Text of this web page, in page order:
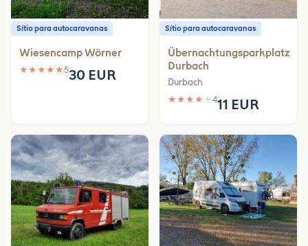
Sítio para autocaravanas
Wiesencamp Wörner
★ ★ ★ ★ ★530 EUR
Sítio para autocaravanas
Übernachtungsparkplatz
Durbach
Durbach
★ ★ ★ ★ ★ 411 EUR